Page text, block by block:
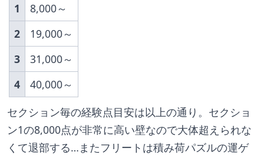
1
8,000～
2
19,000～
3
31,000～
4
40,000～
セクション毎の経験点目安は以上の通り。セクショ
ン1の8,000点が非常に高い壁なので大体超えられな
くて退部する…またフリートは積み荷パズルの運ゲ